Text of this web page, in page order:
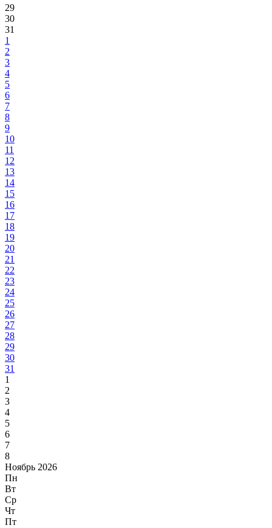
29
30
31
1
2
3
4
5
6
7
8
9
10
11
12
13
14
15
16
17
18
19
20
21
22
23
24
25
26
27
28
29
30
31
1
2
3
4
5
6
7
8
Ноябрь 2026
Пн
Вт
Ср
Чт
Пт